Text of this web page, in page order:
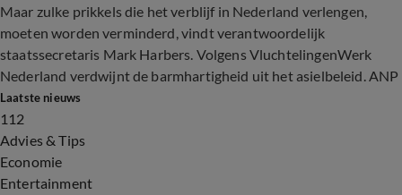
Maar zulke prikkels die het verblijf in Nederland verlengen,
moeten worden verminderd, vindt verantwoordelijk
staatssecretaris Mark Harbers. Volgens VluchtelingenWerk
Nederland verdwijnt de barmhartigheid uit het asielbeleid. ANP
Laatste nieuws
112
Advies & Tips
Economie
Entertainment